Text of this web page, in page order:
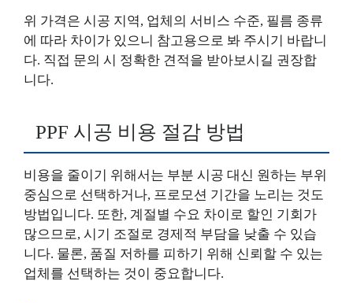
위 가격은 시공 지역, 업체의 서비스 수준, 필름 종류
에 따라 차이가 있으니 참고용으로 봐 주시기 바랍니
다. 직접 문의 시 정확한 견적을 받아보시길 권장합
니다.
PPF 시공 비용 절감 방법
비용을 줄이기 위해서는 부분 시공 대신 원하는 부위
중심으로 선택하거나, 프로모션 기간을 노리는 것도
방법입니다. 또한, 계절별 수요 차이로 할인 기회가
많으므로, 시기 조절로 경제적 부담을 낮출 수 있습
니다. 물론, 품질 저하를 피하기 위해 신뢰할 수 있는
업체를 선택하는 것이 중요합니다.